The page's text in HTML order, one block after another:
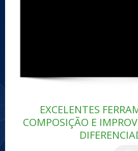
EXCELENTES
COMPOSIÇÃO E